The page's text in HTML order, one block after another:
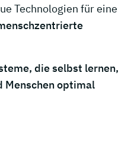
Technologien für eine
die selbst lernen,
Menschen optimal